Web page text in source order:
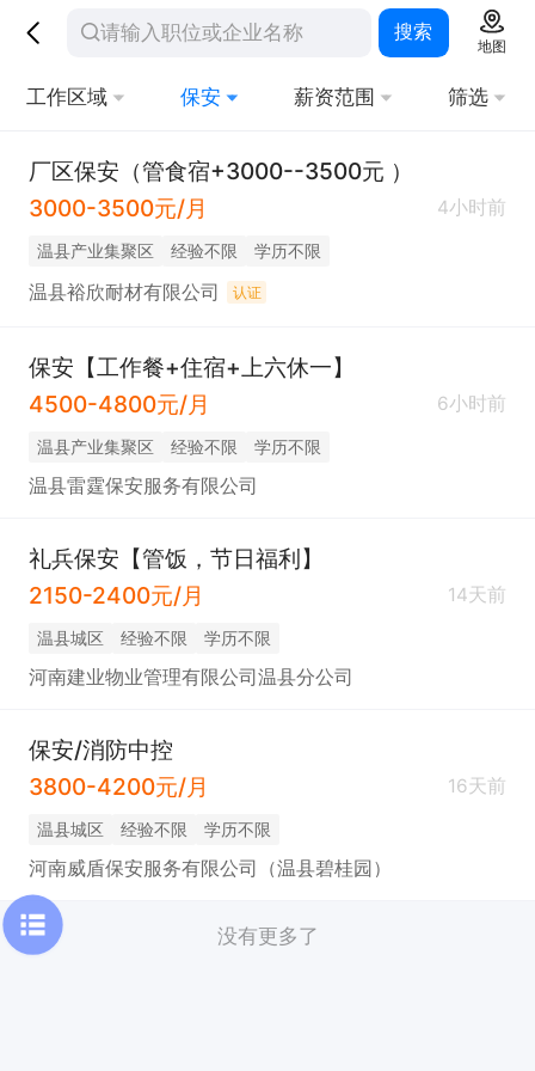
搜索
地图
工作区域 保安 薪资范围 筛选
厂区保安（管食宿+3000--3500元 ）
3000-3500元/月
4小时前
温县产业集聚区 经验不限 学历不限
温县裕欣耐材有限公司 认证
保安【工作餐+住宿+上六休一】
4500-4800元/月
6小时前
温县产业集聚区 经验不限 学历不限
温县雷霆保安服务有限公司
礼兵保安【管饭，节日福利】
2150-2400元/月
14天前
温县城区 经验不限 学历不限
河南建业物业管理有限公司温县分公司
保安/消防中控
3800-4200元/月
16天前
温县城区 经验不限 学历不限
河南威盾保安服务有限公司（温县碧桂园）
没有更多了